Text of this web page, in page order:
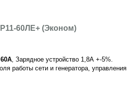
60ЛЕ+ (Эконом)
, Зарядное устройство 1,8А +-5%.
работы сети и генератора, управления